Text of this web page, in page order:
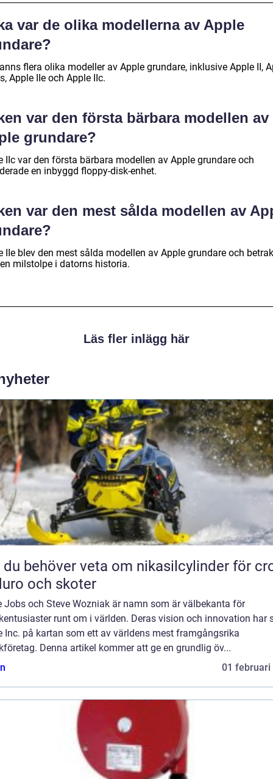
var de olika modellerna av Apple
flera olika modeller av Apple grundare, inklusive Apple II,
Apple IIe och Apple IIc.
var den första bärbara modellen av
grundare?
IIc var den första bärbara modellen av Apple grundare och
en inbyggd floppy-disk-enhet.
var den mest sålda modellen av
IIe blev den mest sålda modellen av Apple grundare och
milstolpe i datorns historia.
Läs fler inlägg här
behöver veta om nikasilcylinder för
och skoter
Jobs och Steve Wozniak är namn som är välbekanta för
runt om i världen. Deras vision och innovation har
Inc. på kartan som ett av världens mest framgångsrika
Denna artikel kommer att ge en grundlig öv...
01 februari